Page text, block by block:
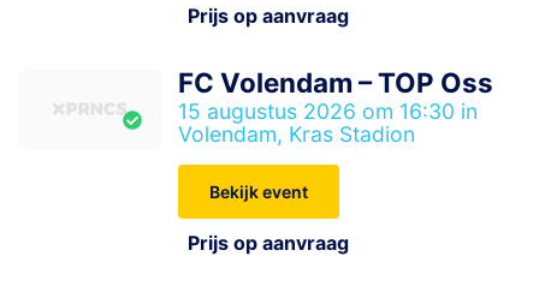
Prijs op aanvraag
FC Volendam – TOP Oss
15 augustus 2026 om 16:30 in
Volendam, Kras Stadion
Bekijk event
Prijs op aanvraag